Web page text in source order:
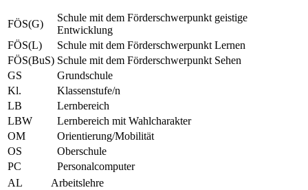
FÖS(G)
Schule mit dem Förderschwerpunkt geistige
Entwicklung
FÖS(L)
Schule mit dem Förderschwerpunkt Lernen
FÖS(BuS) Schule mit dem Förderschwerpunkt Sehen
GS
Grundschule
Kl.
Klassenstufe/n
LB
Lernbereich
LBW
Lernbereich mit Wahlcharakter
OM
Orientierung/Mobilität
OS
Oberschule
PC
Personalcomputer
AL
Arbeitslehre